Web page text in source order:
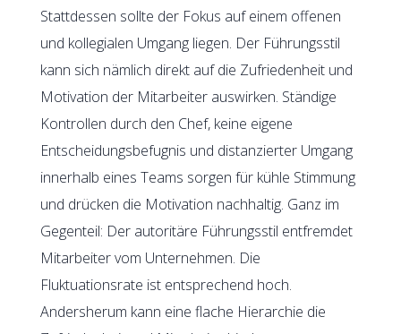
Stattdessen sollte der Fokus auf einem offenen
und kollegialen Umgang liegen. Der Führungsstil
kann sich nämlich direkt auf die Zufriedenheit und
Motivation der Mitarbeiter auswirken. Ständige
Kontrollen durch den Chef, keine eigene
Entscheidungsbefugnis und distanzierter Umgang
innerhalb eines Teams sorgen für kühle Stimmung
und drücken die Motivation nachhaltig. Ganz im
Gegenteil: Der autoritäre Führungsstil entfremdet
Mitarbeiter vom Unternehmen. Die
Fluktuationsrate ist entsprechend hoch.
Andersherum kann eine flache Hierarchie die